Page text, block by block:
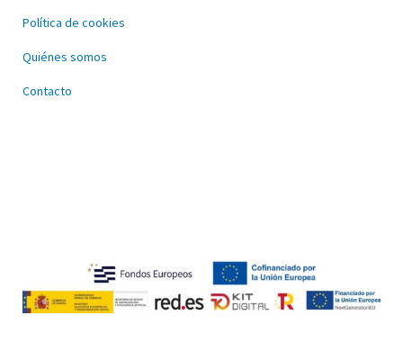
Política de cookies
Quiénes somos
Contacto